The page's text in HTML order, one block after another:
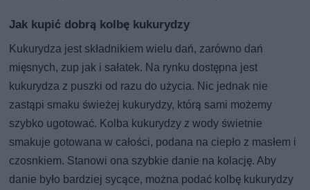
Jak kupić dobrą kolbę kukurydzy
Kukurydza jest składnikiem wielu dań, zarówno dań
mięsnych, zup jak i sałatek. Na rynku dostępna jest
kukurydza z puszki od razu do użycia. Nic jednak nie
zastąpi smaku świeżej kukurydzy, którą sami możemy
szybko ugotować. Kolba kukurydzy z wody świetnie
smakuje gotowana w całości, podana na ciepło z masłem i
czosnkiem. Stanowi ona szybkie danie na kolację. Aby
danie było bardziej sycące, można podać kolbę kukurydzy